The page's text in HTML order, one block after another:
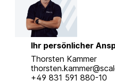
Ihr persönlicher
Thorsten Kammer
+49 831 591 880-10